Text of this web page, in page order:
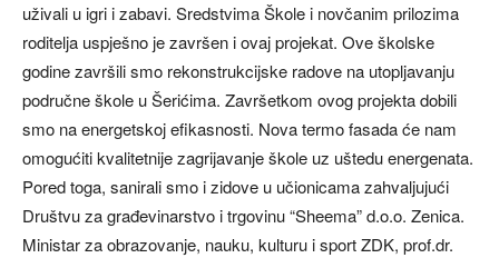
uživali u igri i zabavi. Sredstvima Škole i novčanim prilozima
roditelja uspješno je završen i ovaj projekat. Ove školske
godine završili smo rekonstrukcijske radove na utopljavanju
područne škole u Šerićima. Završetkom ovog projekta dobili
smo na energetskoj efikasnosti. Nova termo fasada će nam
omogućiti kvalitetnije zagrijavanje škole uz uštedu energenata.
Pored toga, sanirali smo i zidove u učionicama zahvaljujući
Društvu za građevinarstvo i trgovinu “Sheema” d.o.o. Zenica.
Ministar za obrazovanje, nauku, kulturu i sport ZDK, prof.dr.